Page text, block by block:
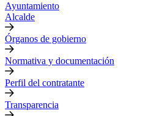
Ayuntamiento
Alcalde
Órganos de gobierno
Normativa y documentación
Perfil del contratante
Transparencia